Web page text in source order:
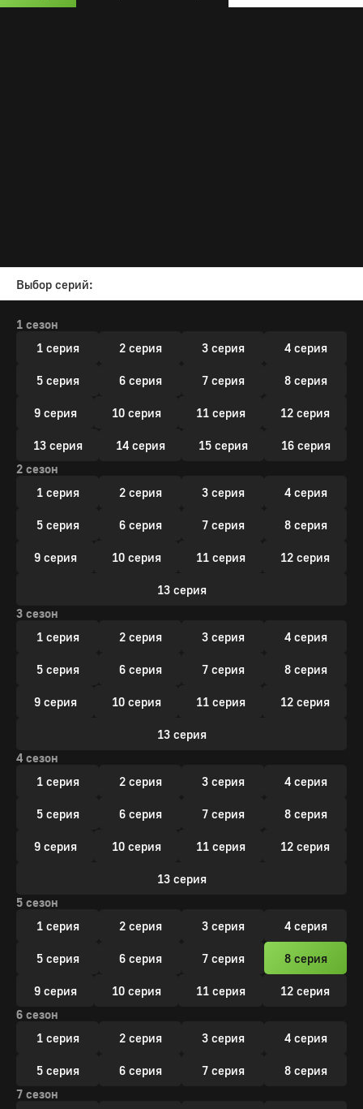
Выбор серий:
1 сезон
1 серия
2 серия 3 серия 4 серия
5 серия 6 серия 7 серия 8 серия
9 серия 10 серия 11 серия 12 серия
13 серия 14 серия 15 серия
16 серия
2 сезон
1 серия
2 серия 3 серия 4 серия
5 серия 6 серия 7 серия 8 серия
9 серия 10 серия 11 серия 12 серия
13 серия
3 сезон
1 серия
2 серия 3 серия 4 серия
5 серия 6 серия 7 серия 8 серия
9 серия 10 серия 11 серия 12 серия
13 серия
4 сезон
1 серия
2 серия 3 серия 4 серия
5 серия 6 серия 7 серия 8 серия
9 серия 10 серия 11 серия 12 серия
13 серия
5 сезон
1 серия
2 серия 3 серия 4 серия
5 серия 6 серия 7 серия 8 серия
9 серия 10 серия 11 серия
12 серия
6 сезон
1 серия
2 серия 3 серия 4 серия
5 серия 6 серия 7 серия
8 серия
7 сезон